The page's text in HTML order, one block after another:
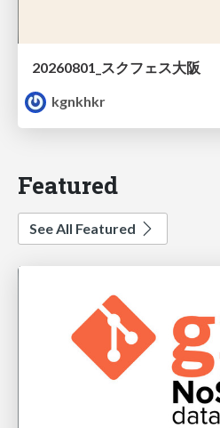
20260801_スクフェス大阪
kgnkhkr
Featured
See All Featured